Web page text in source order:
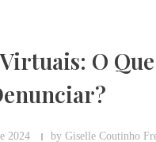
O Que
2024 by Giselle Coutinho